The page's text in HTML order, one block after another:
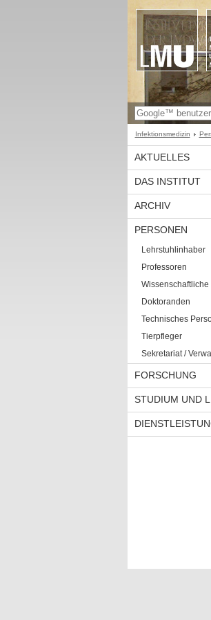
Infektionsmedizin
AKTUELLES
DAS INSTITUT
ARCHIV
PERSONEN
Lehrstuhlinhaber
Professoren
Wissenschaftliche
Doktoranden
Technisches
Tierpfleger
Sekretariat /
FORSCHUNG
STUDIUM UND